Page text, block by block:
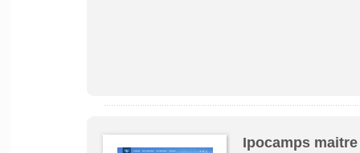
Ipocamps